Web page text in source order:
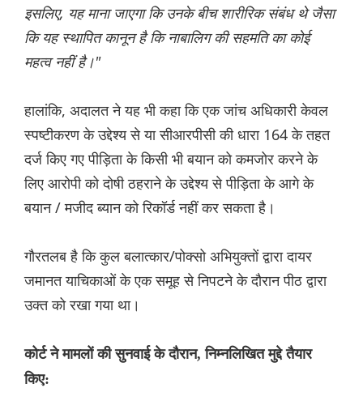
इसलिए, यह माना जाएगा कि उनके बीच शारीरिक संबंध थे जैसा
कि यह स्थापित कानून है कि नाबालिग की सहमति का कोई
महत्व नहीं है।"
हालांकि, अदालत ने यह भी कहा कि एक जांच अधिकारी केवल
स्पष्टीकरण के उद्देश्य से या सीआरपीसी की धारा 164 के तहत
दर्ज किए गए पीड़िता के किसी भी बयान को कमजोर करने के
लिए आरोपी को दोषी ठहराने के उद्देश्य से पीड़िता के आगे के
बयान / मजीद ब्यान को रिकॉर्ड नहीं कर सकता है।
गौरतलब है कि कुल बलात्कार/पोक्सो अभियुक्तों द्वारा दायर
जमानत याचिकाओं के एक समूह से निपटने के दौरान पीठ द्वारा
उक्त को रखा गया था।
कोर्ट ने मामलों की सुनवाई के दौरान, निम्नलिखित मुद्दे तैयार
किए: